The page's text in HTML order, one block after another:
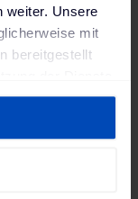
weiter. Unsere
mit
bereitgestellt
findest du in